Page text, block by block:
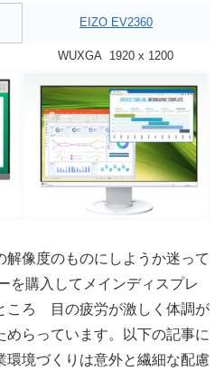
EIZO EV2360
WUXGA 1920 x 1200
解像度のものにしようか迷って
を購入してメインディスプレ
ころ 目の疲労が激しく体調が
めらっています。以下の記事に
環境づくりは意外と繊細な配慮